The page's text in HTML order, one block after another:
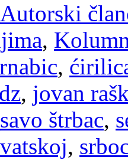
Autorski
,
,
, jovan
savo štrbac,
,